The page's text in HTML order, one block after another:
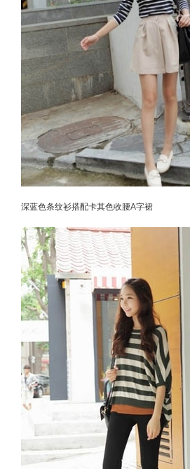
深蓝色条纹衫搭配卡其色收腰A字裙